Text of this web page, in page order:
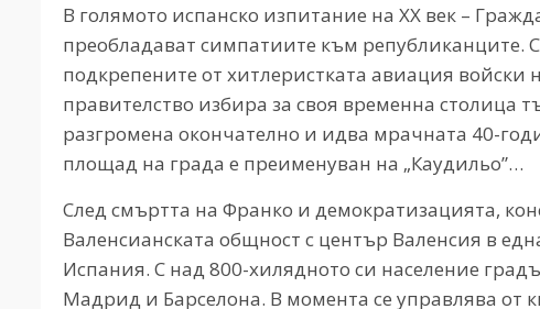
В голямото испанско изпитание на ХХ век –
преобладават симпатиите към републиканците.
подкрепените от хитлеристката авиация войски
правителство избира за своя временна столица
разгромена окончателно и идва мрачната 40-
площад на града е преименуван на „Каудильо”…
След смъртта на Франко и демократизацията,
Валенсианската общност с център Валенсия в
Испания. С над 800-хилядното си население
Мадрид и Барселона. В момента се управлява от